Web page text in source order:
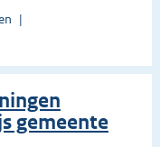
gemeente